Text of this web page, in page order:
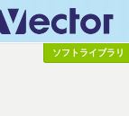
ソフトライブラリ